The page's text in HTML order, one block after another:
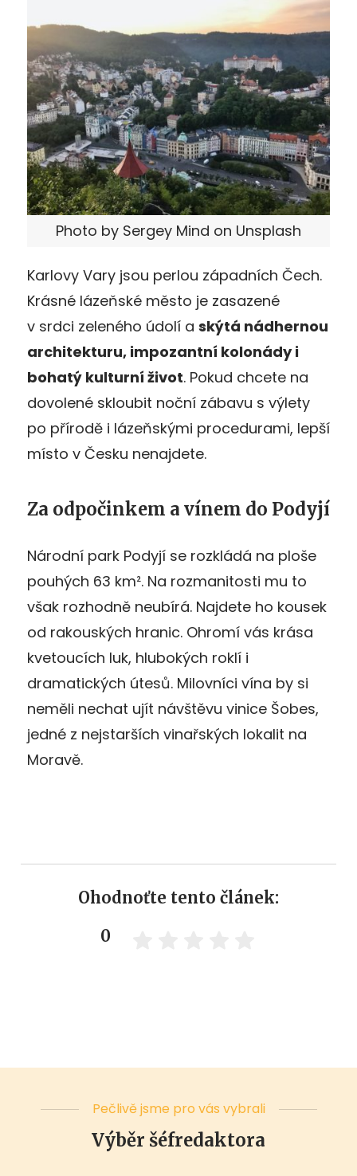
Photo by Sergey Mind on Unsplash
Karlovy Vary jsou perlou západních Čech.
Krásné lázeňské město je zasazené
v srdci zeleného údolí a skýtá nádhernou
architekturu, impozantní kolonády i
bohatý kulturní život. Pokud chcete na
dovolené skloubit noční zábavu s výlety
po přírodě i lázeňskými procedurami, lepší
místo v Česku nenajdete.
Za odpočinkem a vínem do Podyjí
Národní park Podyjí se rozkládá na ploše
pouhých 63 km². Na rozmanitosti mu to
však rozhodně neubírá. Najdete ho kousek
od rakouských hranic. Ohromí vás krása
kvetoucích luk, hlubokých roklí i
dramatických útesů. Milovníci vína by si
neměli nechat ujít návštěvu vinice Šobes,
jedné z nejstarších vinařských lokalit na
Moravě.
Ohodnoťte tento článek:
0
Pečlivě jsme pro vás vybrali
Výběr šéfredaktora